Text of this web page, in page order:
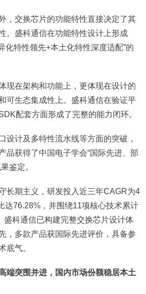
，交换芯片的功能特性直接决定了其
。盛科通信在功能特性设计上形成
化特性领先+本土化特性深度适配”的
现在架构和功能上，更体现在设计的
可生态集成性上。盛科通信在验证平
配套方面形成了完整的能力闭环。
设计及多特性流水线等方面的突破，
品获得了中国电子学会“国际先进、部
鉴定。
长期主义，研发投入近三年CAGR为4
达76.28%，并围绕11项核心技术累计
盛科通信已构建完整交换芯片设计体
，多款产品获国际先进评价，具备参
底气。
端突围并进，国内市场份额稳居本土